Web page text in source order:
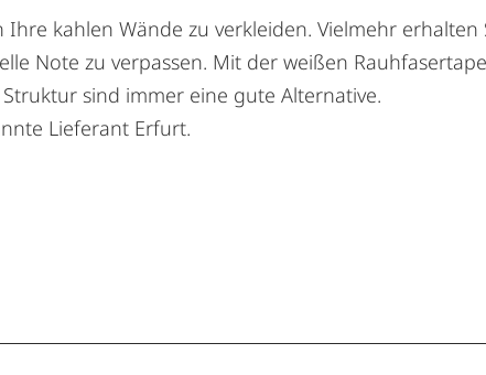
kahlen Wände zu verkleiden. Vielmehr
Note zu verpassen. Mit der weißen
sind immer eine gute Alternative.
Lieferant Erfurt.